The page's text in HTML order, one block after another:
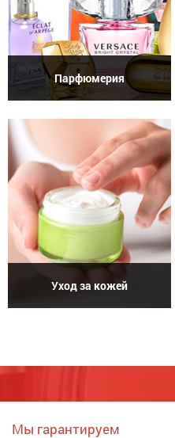
Парфюмерия
Уход за кожей
Мы гарантируем